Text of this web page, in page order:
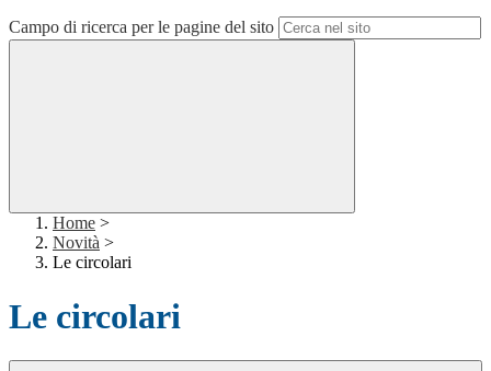
Campo di ricerca per le pagine del sito
Home >
Novità >
Le circolari
Le circolari